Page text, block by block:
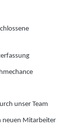
unser Team
neuen Mitarbeiter